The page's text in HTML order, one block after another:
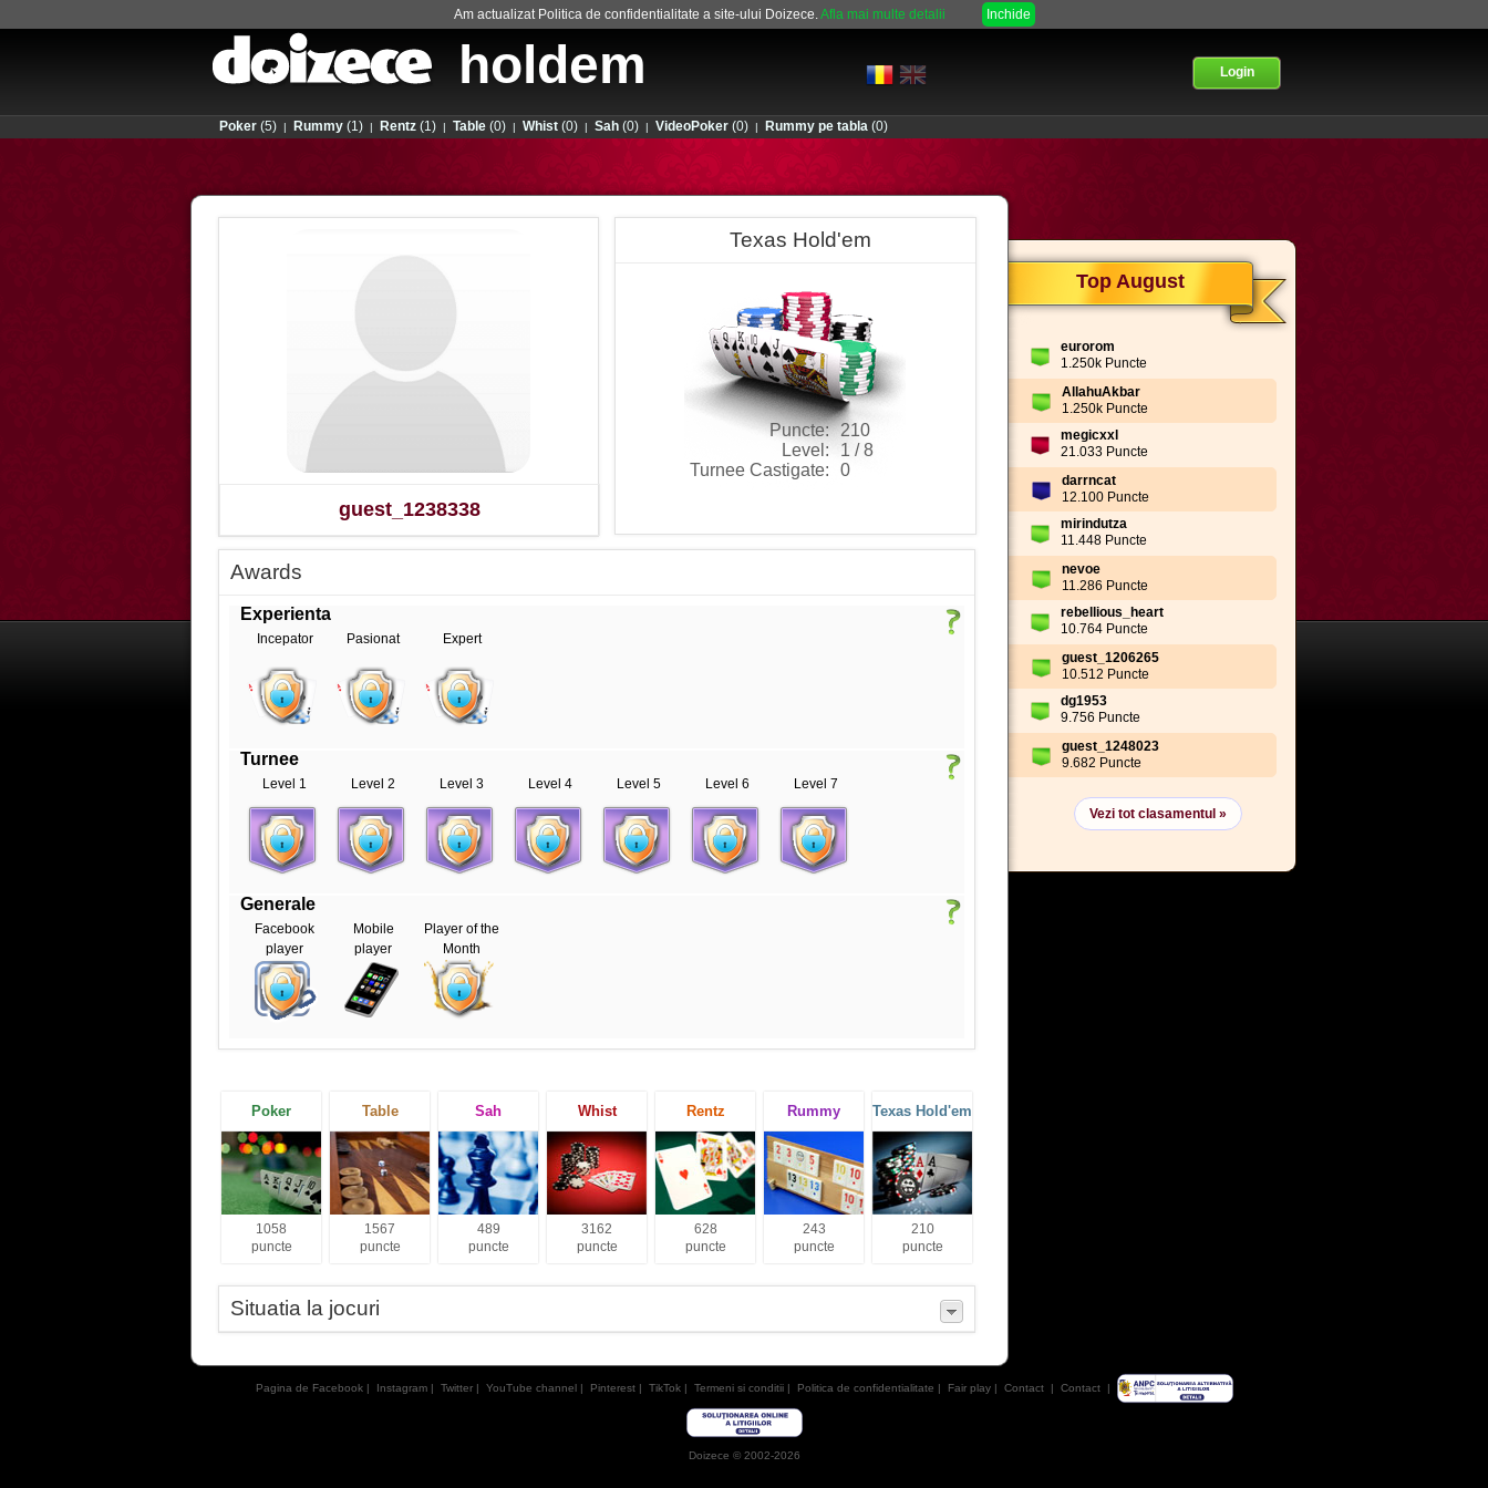
Am actualizat Politica de confidentialitate a site-ului Doizece.Afla mai multe detalii Inchide
holdem Login
Poker (5) | Rummy (1) | Rentz (1) | Table (0) | Whist (0) | Sah (0) | VideoPoker (0) | Rummy pe tabla (0)
Top August
eurorom
1.250k Puncte
AllahuAkbar
1.250k Puncte
megicxxl
21.033 Puncte
darrncat
12.100 Puncte
mirindutza
11.448 Puncte
nevoe
11.286 Puncte
rebellious_heart
10.764 Puncte
guest_1206265
10.512 Puncte
dg1953
9.756 Puncte
guest_1248023
9.682 Puncte
Vezi tot clasamentul »
guest_1238338
Texas Hold'em
Puncte:
210
Level:
1 / 8
Turnee Castigate:
0
Awards
Experienta
Incepator Pasionat Expert
Turnee
Level 1 Level 2 Level 3 Level 4 Level 5 Level 6 Level 7
Generale
Facebook
player
Mobile
player
Player of the
Month
Poker
1058
puncte
Table
1567
puncte
Sah
489
puncte
Whist
3162
puncte
Rentz
628
puncte
Rummy
243
puncte
Texas Hold'em
210
puncte
Situatia la jocuri
Pagina de Facebook| Instagram| Twitter| YouTube channel| Pinterest| TikTok| Termeni si conditii| Politica de confidentialitate | Fair play| Contact| Contact|
Doizece © 2002-2026